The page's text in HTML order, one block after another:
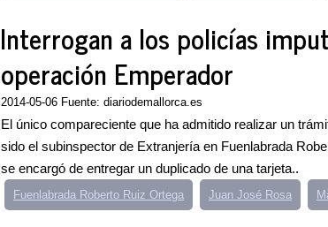
Interrogan a los policías
operación Emperador
2014-05-06 Fuente: diariodemallorca.es
El único compareciente que ha admitido realizar un
sido el subinspector de Extranjería en Fuenlabrada
se encargó de entregar un duplicado de una tarjeta..
Fuenlabrada Roberto Ruiz Ortega Juan José Rosa